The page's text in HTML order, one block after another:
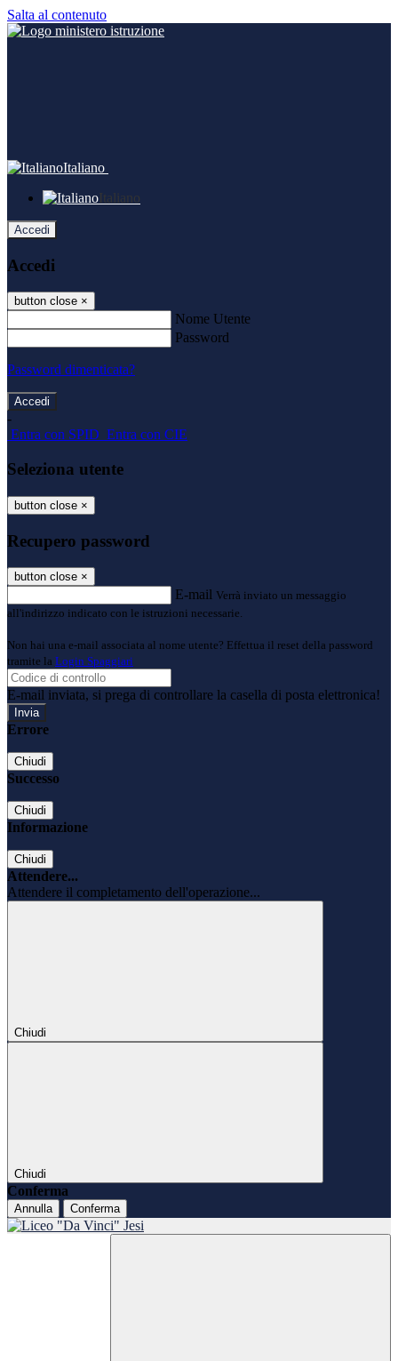
Salta al contenuto
Italiano
Italiano
Accedi
Accedi
button close ×
Nome Utente
Password
Password dimenticata?
-
Entra con SPID Entra con CIE
Seleziona utente
button close ×
Recupero password
button close ×
E-mail Verrà inviato un messaggio
all'indirizzo indicato con le istruzioni necessarie.
Non hai una e-mail associata al nome utente? Effettua il reset della password
tramite la Login Spaggiari
E-mail inviata, si prega di controllare la casella di posta elettronica!
Errore
Chiudi
Successo
Chiudi
Informazione
Chiudi
Attendere...
Attendere il completamento dell'operazione...
Chiudi
Chiudi
Conferma
Annulla Conferma